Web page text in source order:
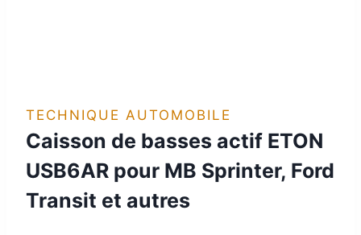
TECHNIQUE AUTOMOBILE
Caisson de basses actif ETON
USB6AR pour MB Sprinter, Ford
Transit et autres